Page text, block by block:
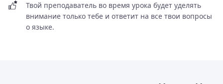
Твой преподаватель во время урока будет уделять
внимание только тебе и ответит на все твои вопросы
о языке.